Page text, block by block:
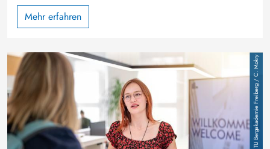
Mehr erfahren
Bild TU Bergakademie Freiberg / C. Mokry